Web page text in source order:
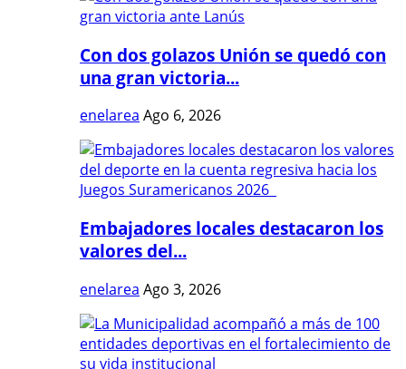
Con dos golazos Unión se quedó con
una gran victoria...
enelarea Ago 6, 2026
Embajadores locales destacaron los
valores del...
enelarea Ago 3, 2026